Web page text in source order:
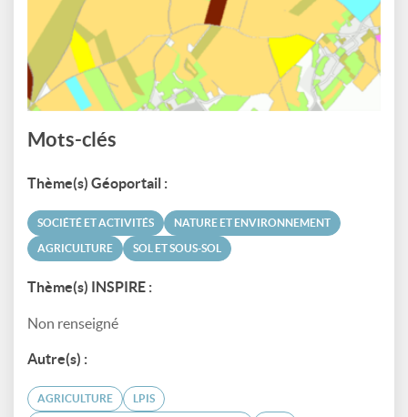
Mots-clés
Thème(s) Géoportail :
SOCIÉTÉ ET ACTIVITÉS NATURE ET ENVIRONNEMENT
AGRICULTURE SOL ET SOUS-SOL
Thème(s) INSPIRE :
Non renseigné
Autre(s) :
AGRICULTURE LPIS